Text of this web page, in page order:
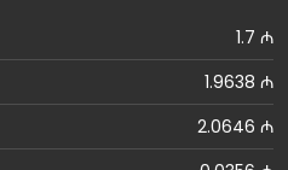
1.7 ₼
1.9638 ₼
2.0646 ₼